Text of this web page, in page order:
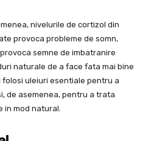
nivelurile de cortizol din
provoca probleme de somn,
semne de imbatranire
naturale de a face fata mai bine
uleiuri esentiale pentru a
de asemenea, pentru a trata
in mod natural.